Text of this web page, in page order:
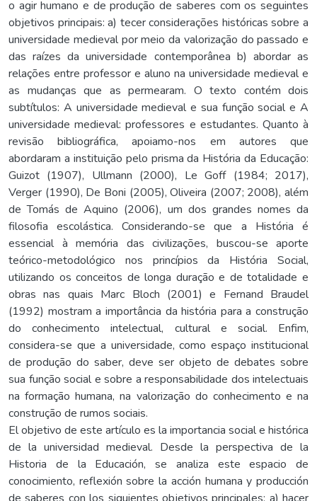
o agir humano e de produção de saberes com os seguintes
objetivos principais: a) tecer considerações históricas sobre a
universidade medieval por meio da valorização do passado e
das raízes da universidade contemporânea b) abordar as
relações entre professor e aluno na universidade medieval e
as mudanças que as permearam. O texto contém dois
subtítulos: A universidade medieval e sua função social e A
universidade medieval: professores e estudantes. Quanto à
revisão bibliográfica, apoiamo-nos em autores que
abordaram a instituição pelo prisma da História da Educação:
Guizot (1907), Ullmann (2000), Le Goff (1984; 2017),
Verger (1990), De Boni (2005), Oliveira (2007; 2008), além
de Tomás de Aquino (2006), um dos grandes nomes da
filosofia escolástica. Considerando-se que a História é
essencial à memória das civilizações, buscou-se aporte
teórico-metodológico nos princípios da História Social,
utilizando os conceitos de longa duração e de totalidade e
obras nas quais Marc Bloch (2001) e Fernand Braudel
(1992) mostram a importância da história para a construção
do conhecimento intelectual, cultural e social. Enfim,
considera-se que a universidade, como espaço institucional
de produção do saber, deve ser objeto de debates sobre
sua função social e sobre a responsabilidade dos intelectuais
na formação humana, na valorização do conhecimento e na
construção de rumos sociais.
El objetivo de este artículo es la importancia social e histórica
de la universidad medieval. Desde la perspectiva de la
Historia de la Educación, se analiza este espacio de
conocimiento, reflexión sobre la acción humana y producción